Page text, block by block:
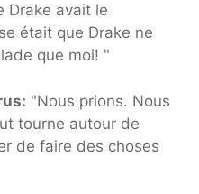
Drake avait le
était que Drake ne
que moi! "
"Nous prions. Nous
tourne autour de
de faire des choses